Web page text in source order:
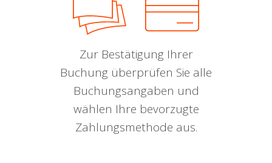
Zur Bestätigung Ihrer
Buchung überprüfen Sie alle
Buchungsangaben und
wählen Ihre bevorzugte
Zahlungsmethode aus.